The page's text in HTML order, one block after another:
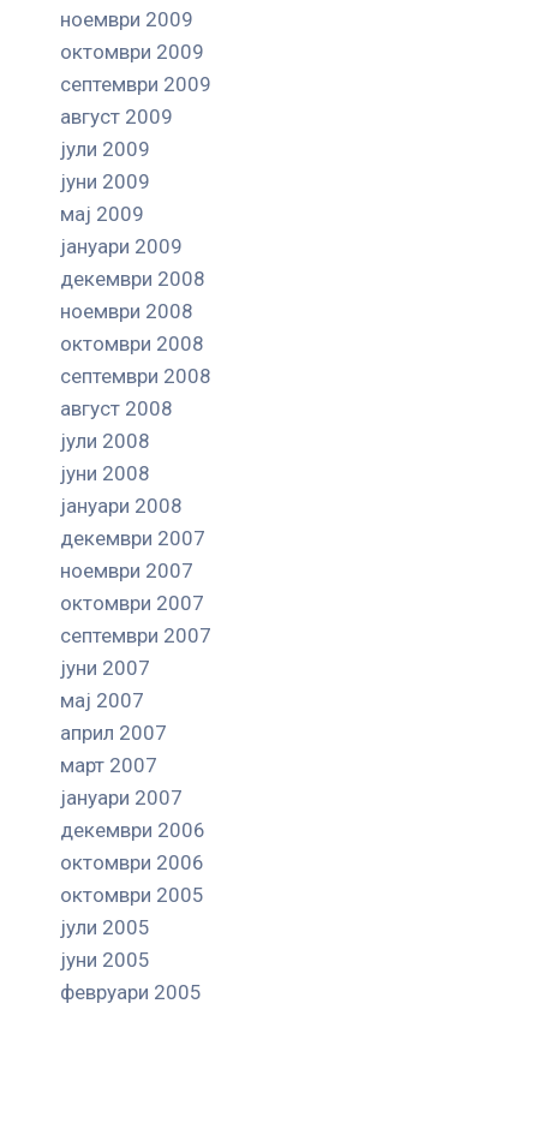
ноември 2009
октомври 2009
септември 2009
август 2009
јули 2009
јуни 2009
мај 2009
јануари 2009
декември 2008
ноември 2008
октомври 2008
септември 2008
август 2008
јули 2008
јуни 2008
јануари 2008
декември 2007
ноември 2007
октомври 2007
септември 2007
јуни 2007
мај 2007
април 2007
март 2007
јануари 2007
декември 2006
октомври 2006
октомври 2005
јули 2005
јуни 2005
февруари 2005